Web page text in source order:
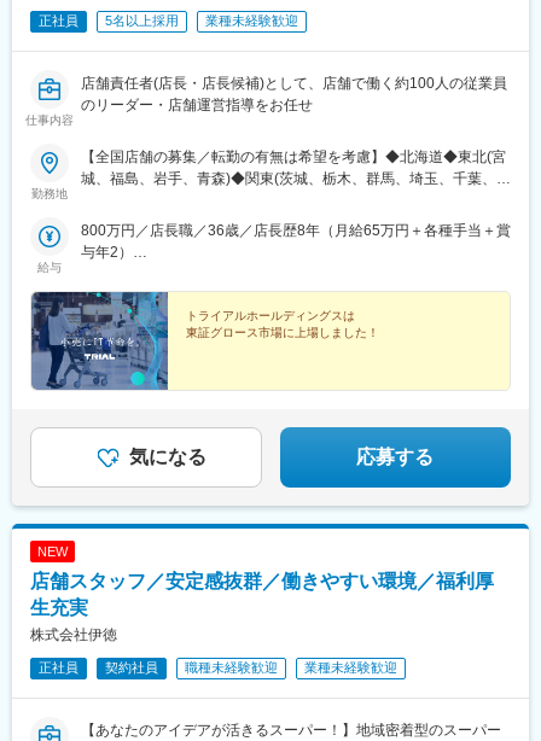
正社員 5名以上採用 業種未経験歓迎
仕事内容
店舗責任者(店長・店長候補)として、店舗で働く約100人の従業員
のリーダー・店舗運営指導をお任せ
勤務地
【全国店舗の募集／転勤の有無は希望を考慮】◆北海道◆東北(宮
城、福島、岩手、青森)◆関東(茨城、栃木、群馬、埼玉、千葉、山
畿(大阪、兵庫、奈良、滋賀)◆中四国(鳥取、島根、岡山、山口、
広島、香川)◆九州(福岡、佐賀、長崎、大分、宮崎、熊本、鹿児
島)
給与
800万円／店長職／36歳／店長歴8年（月給65万円＋各種手当＋賞
与年2）
当＋賞与年2）
トライアルホールディングスは
東証グロース市場に上場しました！
気になる 応募する
NEW
店舗スタッフ／安定感抜群／働きやすい環境／福利厚
生充実
株式会社伊徳
正社員 契約社員 職種未経験歓迎 業種未経験歓迎
【あなたのアイデアが活きるスーパー！】地域密着型のスーパー